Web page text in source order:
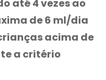
até 4 vezes ao
de 6 ml/dia
acima de
a critério